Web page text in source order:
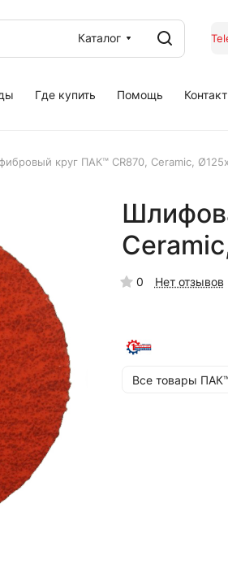
Каталог
Где купить Помощь
круг ПАК™ CR870, Сeramic,
0 Нет отзывов
Все товары